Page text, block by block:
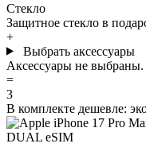
Стекло
Защитное стекло в
+
Выбрать аксессуары
Аксессуары не выбраны.
=
3
В комплекте дешевле: